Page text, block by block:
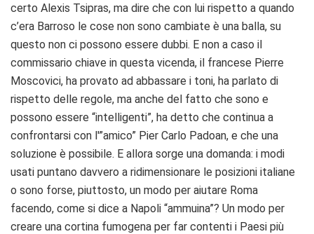
certo Alexis Tsipras, ma dire che con lui rispetto a quando
c’era Barroso le cose non sono cambiate è una balla, su
questo non ci possono essere dubbi. E non a caso il
commissario chiave in questa vicenda, il francese Pierre
Moscovici, ha provato ad abbassare i toni, ha parlato di
rispetto delle regole, ma anche del fatto che sono e
possono essere “intelligenti”, ha detto che continua a
confrontarsi con l'”amico” Pier Carlo Padoan, e che una
soluzione è possibile. E allora sorge una domanda: i modi
usati puntano davvero a ridimensionare le posizioni italiane
o sono forse, piuttosto, un modo per aiutare Roma
facendo, come si dice a Napoli “ammuina”? Un modo per
creare una cortina fumogena per far contenti i Paesi più